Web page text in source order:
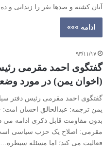
آنان کشته و صدها نفر را زندانی و
ادامه »»»
۹۳/۱۱/۱۷
گفتگوی احمد مقرمی
(اخوان یمن) در مورد
گفتگوی احمد مقرمی رئیس دفتر
یمن ترجمه: عبدالخالق احسان
بدون مقاومت قابل ذکری ادامه
مقرمی: اصلاح یک حزب سیاسی است
فعالیت می کند؛ اما مسئله سیطره…